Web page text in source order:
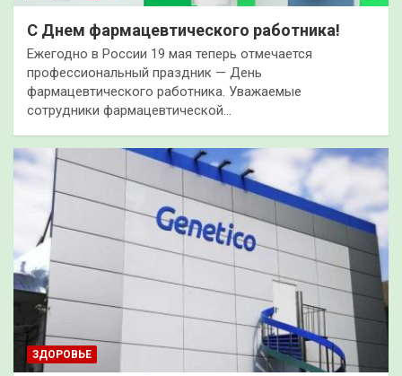
С Днем фармацевтического работника!
Ежегодно в России 19 мая теперь отмечается
профессиональный праздник — День
фармацевтического работника. Уважаемые
сотрудники фармацевтической…
ЗДОРОВЬЕ